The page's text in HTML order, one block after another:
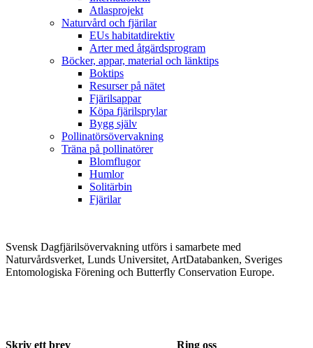
Atlasprojekt
Naturvård och fjärilar
EUs habitatdirektiv
Arter med åtgärdsprogram
Böcker, appar, material och länktips
Boktips
Resurser på nätet
Fjärilsappar
Köpa fjärilsprylar
Bygg själv
Pollinatörsövervakning
Träna på pollinatörer
Blomflugor
Humlor
Solitärbin
Fjärilar
Svensk Dagfjärilsövervakning utförs i samarbete med
Naturvårdsverket, Lunds Universitet, ArtDatabanken, Sveriges
Entomologiska Förening och Butterfly Conservation Europe.
Skriv ett brev Ring oss